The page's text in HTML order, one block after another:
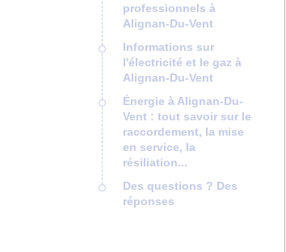
professionnels à
Alignan-Du-Vent
Informations sur
l'électricité et le gaz à
Alignan-Du-Vent
Énergie à Alignan-Du-
Vent : tout savoir sur le
raccordement, la mise
en service, la
résiliation...
Des questions ? Des
réponses